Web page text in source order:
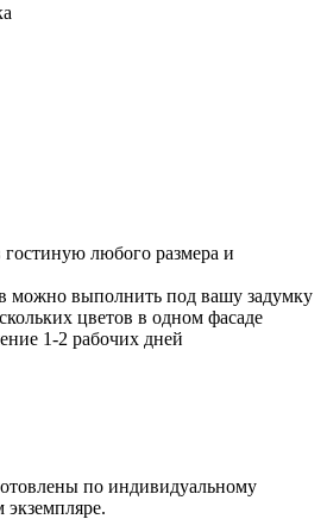
гостиную любого размера и
можно выполнить под вашу задумку
цветов в одном фасаде
1-2 рабочих дней
по индивидуальному
экземпляре.